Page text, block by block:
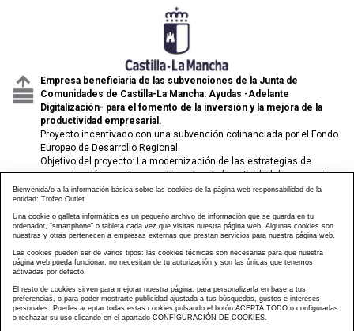
Empresa beneficiaria de las subvenciones de la Junta de
Comunidades de Castilla-La Mancha: Ayudas -Adelante
Digitalización- para el fomento de la inversión y la mejora de la
productividad empresarial.
Proyecto incentivado con una subvención cofinanciada por el Fondo
Europeo de Desarrollo Regional.
Objetivo del proyecto: La modernización de las estrategias de
comunicación y venta para el impulso de la actividad de comercio
electrónico de las pymes.
Bienvenida/o a la información básica sobre las cookies de la página web responsabilidad de la
entidad: Trofeo Outlet
Una cookie o galleta informática es un pequeño archivo de información que se guarda en tu
ordenador, “smartphone” o tableta cada vez que visitas nuestra página web. Algunas cookies son
nuestras y otras pertenecen a empresas externas que prestan servicios para nuestra página web.
Las cookies pueden ser de varios tipos: las cookies técnicas son necesarias para que nuestra
página web pueda funcionar, no necesitan de tu autorización y son las únicas que tenemos
activadas por defecto.
El resto de cookies sirven para mejorar nuestra página, para personalizarla en base a tus
preferencias, o para poder mostrarte publicidad ajustada a tus búsquedas, gustos e intereses
personales. Puedes aceptar todas estas cookies pulsando el botón ACEPTA TODO o configurarlas
o rechazar su uso clicando en el apartado CONFIGURACIÓN DE COOKIES.